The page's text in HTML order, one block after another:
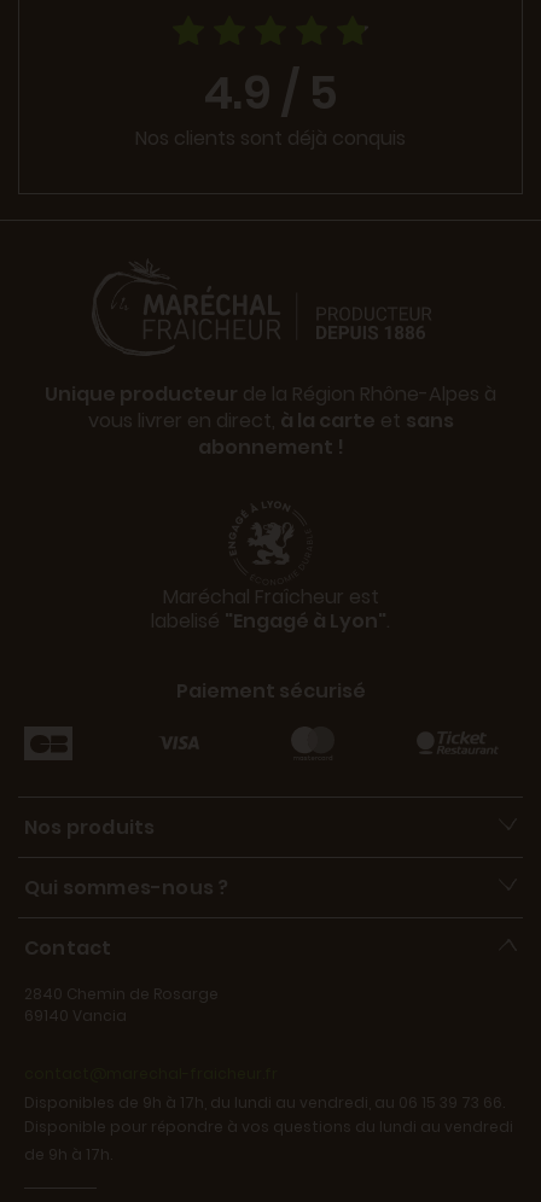
4.9 / 5
Nos clients sont déjà conquis
Unique producteur de la Région Rhône-Alpes à
vous livrer en direct, à la carte et sans
abonnement !
Maréchal Fraîcheur est
labelisé "Engagé à Lyon".
Paiement sécurisé
Nos produits
Qui sommes-nous ?
Contact
2840 Chemin de Rosarge
69140 Vancia
Disponibles de 9h à 17h, du lundi au vendredi, au 06 15 39 73 66.
Disponible pour répondre à vos questions du lundi au vendredi
de 9h à 17h.